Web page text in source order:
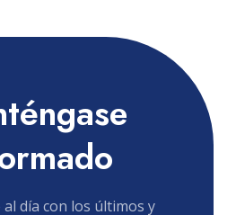
día con los últimos y